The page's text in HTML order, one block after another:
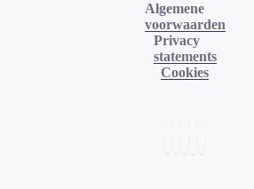
Algemene
voorwaarden
Privacy
statements
Cookies